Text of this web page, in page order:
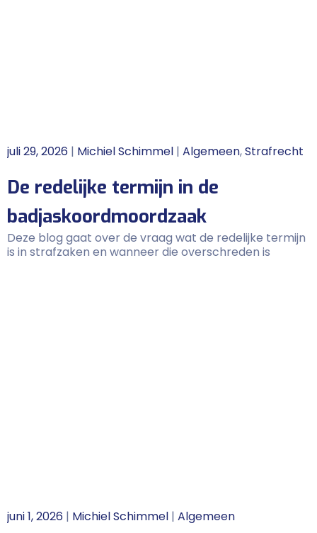
juli 29, 2026 | Michiel Schimmel | Algemeen,Strafrecht
De redelijke termijn in de
badjaskoordmoordzaak
Deze blog gaat over de vraag wat de redelijke termijn
is in strafzaken en wanneer die overschreden is
juni 1, 2026 | Michiel Schimmel | Algemeen